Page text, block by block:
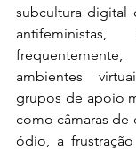
subcultura digital
ambientes
grupos de apoio
como câmaras de
ódio, a